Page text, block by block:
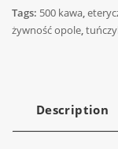
Tags: 500 kawa,
żywność opole,
Description